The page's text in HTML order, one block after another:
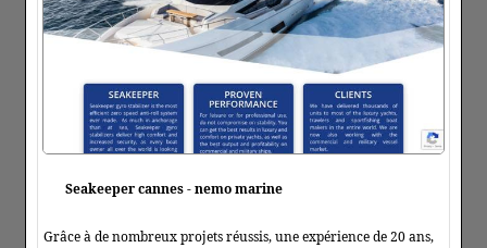
Seakeeper cannes - nemo marine
Grâce à de nombreux projets réussis, une expérience de 20 ans,